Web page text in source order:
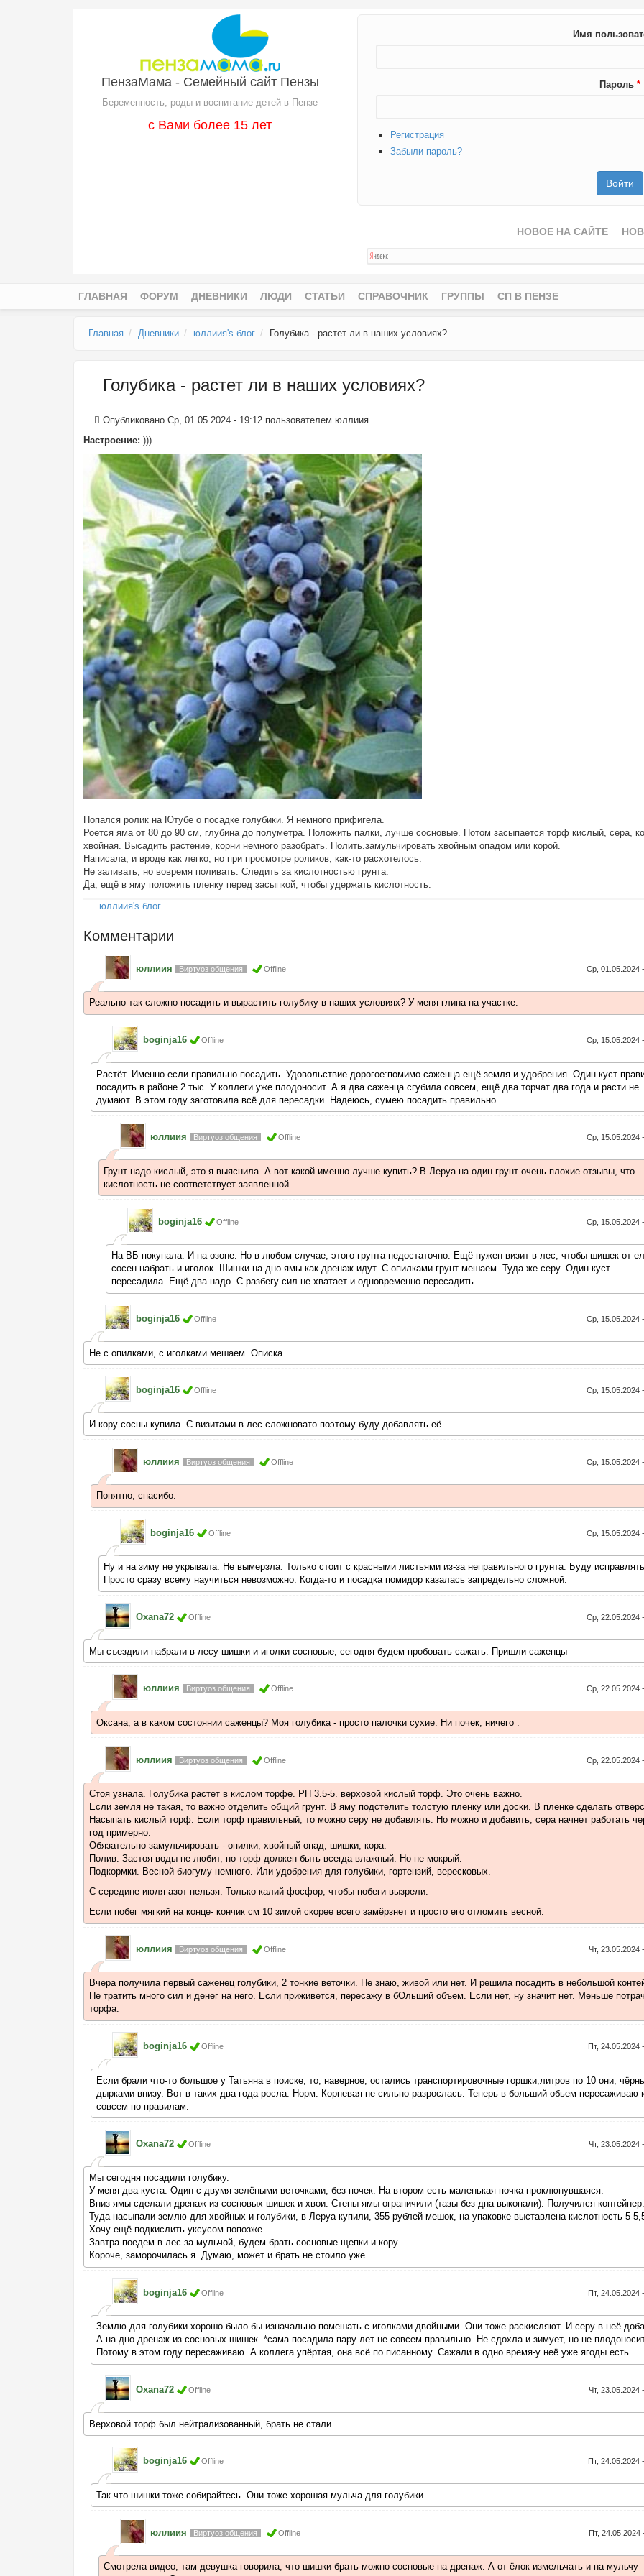
ПензаМама - Семейный сайт Пензы
Беременность, роды и воспитание детей в Пензе
с Вами более 15 лет
Имя
Пароль *
Регистрация
Забыли пароль?
НОВОЕ НА САЙТЕ
ГЛАВНАЯ ФОРУМ ДНЕВНИКИ ЛЮДИ СТАТЬИ СПРАВОЧНИК ГРУППЫ СП В ПЕНЗЕ
Главная Дневники юллиия's блог Голубика - растет ли в наших условиях?
Голубика - растет ли в наших условиях?
Опубликовано Ср, 01.05.2024 - 19:12 пользователем юллиия
Настроение: )))
Попался ролик на Ютубе о посадке голубики. Я немного прифигела.
Роется яма от 80 до 90 см, глубина до полуметра. Положить палки, лучше сосновые. Потом засыпается торф кислый, сера,
хвойная. Высадить растение, корни немного разобрать. Полить.замульчировать хвойным опадом или корой.
Написала, и вроде как легко, но при просмотре роликов, как-то расхотелось.
Не заливать, но вовремя поливать. Следить за кислотностью грунта.
Да, ещё в яму положить пленку перед засыпкой, чтобы удержать кислотность.
юллиия's блог
Комментарии
юллиия Виртуоз общения Offline Ср, 01.05.2024
Реально так сложно посадить и вырастить голубику в наших условиях? У меня глина на участке.
boginja16 Offline Ср, 15.05.2024
Растёт. Именно если правильно посадить. Удовольствие дорогое:помимо саженца ещё земля и удобрения. Один куст
посадить в районе 2 тыс. У коллеги уже плодоносит. А я два саженца сгубила совсем, ещё два торчат два года и расти не
думают. В этом году заготовила всё для пересадки. Надеюсь, сумею посадить правильно.
юллиия Виртуоз общения Offline Ср, 15.05.2024
Грунт надо кислый, это я выяснила. А вот какой именно лучше купить? В Леруа на один грунт очень плохие отзывы, что
кислотность не соответствует заявленной
boginja16 Offline Ср, 15.05.2024
На ВБ покупала. И на озоне. Но в любом случае, этого грунта недостаточно. Ещё нужен визит в лес, чтобы шишек от
сосен набрать и иголок. Шишки на дно ямы как дренаж идут. С опилками грунт мешаем. Туда же серу. Один куст
пересадила. Ещё два надо. С разбегу сил не хватает и одновременно пересадить.
boginja16 Offline Ср, 15.05.2024
Не с опилками, с иголками мешаем. Описка.
boginja16 Offline Ср, 15.05.2024
И кору сосны купила. С визитами в лес сложновато поэтому буду добавлять её.
юллиия Виртуоз общения Offline Ср, 15.05.2024
Понятно, спасибо.
boginja16 Offline Ср, 15.05.2024
Ну и на зиму не укрывала. Не вымерзла. Только стоит с красными листьями из-за неправильного грунта. Буду
Просто сразу всему научиться невозможно. Когда-то и посадка помидор казалась запредельно сложной.
Oxana72 Offline Ср, 22.05.2024
Мы съездили набрали в лесу шишки и иголки сосновые, сегодня будем пробовать сажать. Пришли саженцы
юллиия Виртуоз общения Offline Ср, 22.05.2024
Оксана, а в каком состоянии саженцы? Моя голубика - просто палочки сухие. Ни почек, ничего .
юллиия Виртуоз общения Offline Ср, 22.05.2024
Стоя узнала. Голубика растет в кислом торфе. РН 3.5-5. верховой кислый торф. Это очень важно.
Если земля не такая, то важно отделить общий грунт. В яму подстелить толстую пленку или доски. В пленке сделать
Насыпать кислый торф. Если торф правильный, то можно серу не добавлять. Но можно и добавить, сера начнет работать
год примерно.
Обязательно замульчировать - опилки, хвойный опад, шишки, кора.
Полив. Застоя воды не любит, но торф должен быть всегда влажный. Но не мокрый.
Подкормки. Весной биогуму немного. Или удобрения для голубики, гортензий, вересковых.
С середине июля азот нельзя. Только калий-фосфор, чтобы побеги вызрели.
Если побег мягкий на конце- кончик см 10 зимой скорее всего замёрзнет и просто его отломить весной.
юллиия Виртуоз общения Offline Чт, 23.05.2024
Вчера получила первый саженец голубики, 2 тонкие веточки. Не знаю, живой или нет. И решила посадить в небольшой
Не тратить много сил и денег на него. Если приживется, пересажу в бОльший объем. Если нет, ну значит нет. Меньше
торфа.
boginja16 Offline Пт, 24.05.2024
Если брали что-то большое у Татьяна в поиске, то, наверное, остались транспортировочные горшки,литров по 10 они,
дырками внизу. Вот в таких два года росла. Норм. Корневая не сильно разрослась. Теперь в больший обьем пересаживаю
совсем по правилам.
Oxana72 Offline Чт, 23.05.2024
Мы сегодня посадили голубику.
У меня два куста. Один с двумя зелёными веточками, без почек. На втором есть маленькая почка проклюнувшаяся.
Вниз ямы сделали дренаж из сосновых шишек и хвои. Стены ямы ограничили (тазы без дна выкопали). Получился контейнер.
Туда насыпали землю для хвойных и голубики, в Леруа купили, 355 рублей мешок, на упаковке выставлена кислотность 5-
Хочу ещё подкислить уксусом попозже.
Завтра поедем в лес за мульчой, будем брать сосновые щепки и кору .
Короче, заморочилась я. Думаю, может и брать не стоило уже....
boginja16 Offline Пт, 24.05.2024
Землю для голубики хорошо было бы изначально помешать с иголками двойными. Они тоже раскисляют. И серу в неё
А на дно дренаж из сосновых шишек. *сама посадила пару лет не совсем правильно. Не сдохла и зимует, но не
Потому в этом году пересаживаю. А коллега упёртая, она всё по писанному. Сажали в одно время-у неё уже ягоды есть.
Oxana72 Offline Чт, 23.05.2024
Верховой торф был нейтрализованный, брать не стали.
boginja16 Offline Пт, 24.05.2024
Так что шишки тоже собирайтесь. Они тоже хорошая мульча для голубики.
юллиия Виртуоз общения Offline Пт, 24.05.2024
Смотрела видео, там девушка говорила, что шишки брать можно сосновые на дренаж. А от ёлок измельчать и на мульчу